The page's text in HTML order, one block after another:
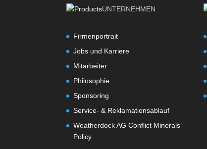
UNTERNEHMEN
Firmenportrait
Jobs und Karriere
Mitarbeiter
Philosophie
Sponsoring
Service- & Reklamationsablauf
Weatherdock AG Conflict Minerals
Policy